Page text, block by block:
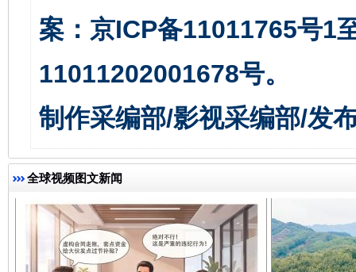
案：京ICP备11011765号1
11011202001678号。
制作采编部/影视采编部/发
全球视频图文新闻
千年窑火 生生不息